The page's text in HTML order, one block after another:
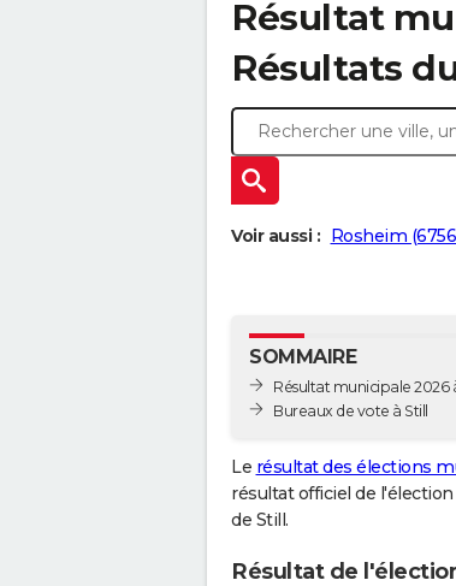
Résultat
Résultats
Voir aussi : Rosheim
SOMMAIRE
Résultat municipale 2026
Bureaux de vote à Still
Le résultat des élections
résultat officiel de
de Still.
Résultat de